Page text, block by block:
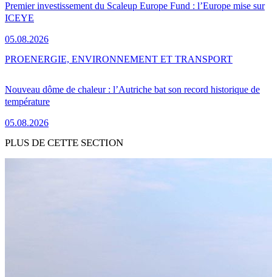
Premier investissement du Scaleup Europe Fund : l’Europe mise sur
ICEYE
05.08.2026
Nouveau dôme de chaleur : l’Autriche bat son record historique de
température
05.08.2026
PROENERGIE, ENVIRONNEMENT ET TRANSPORT
PLUS DE CETTE SECTION